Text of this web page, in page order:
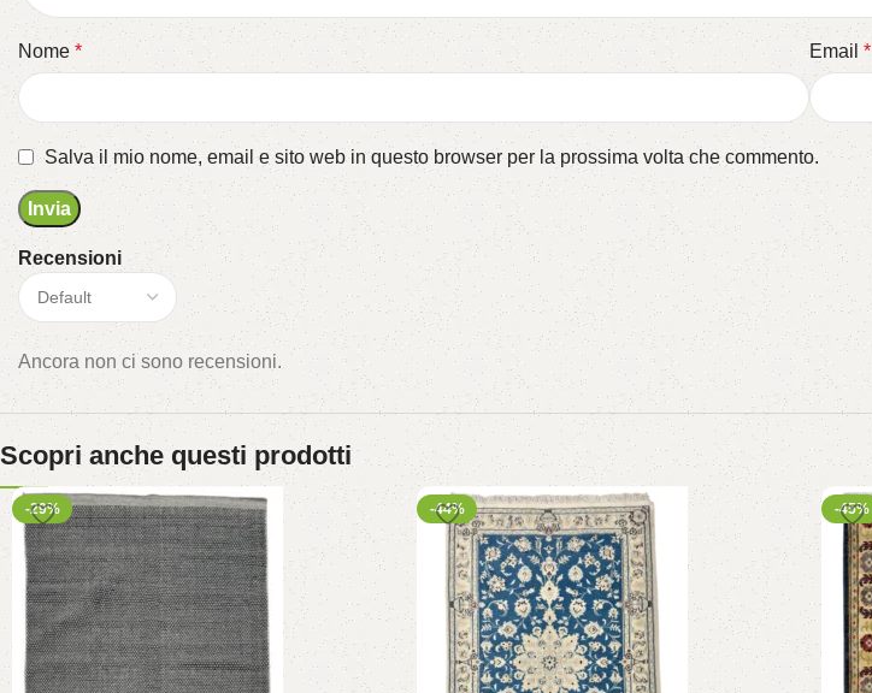
Recensioni
Ancora non ci sono recensioni.
Nome * Email *
Salva il mio nome, email e sito web in questo browser per la prossima volta che commento.
Scopri anche questi prodotti
-29% -44% -45%